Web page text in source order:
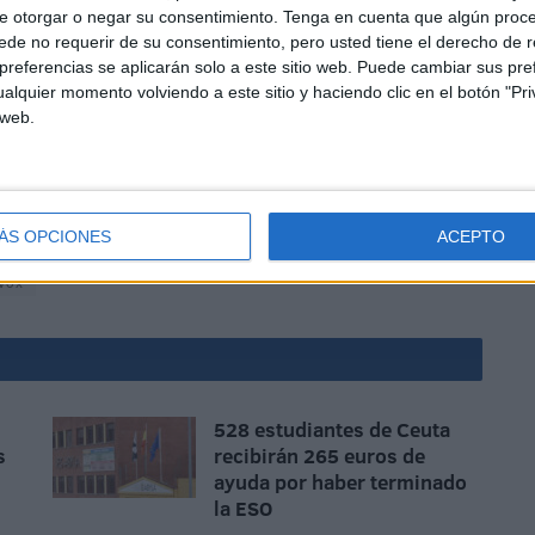
otorgar o negar su consentimiento. Tenga en cuenta que algún
no requerir de su consentimiento, pero usted tiene el derecho de
se aplicarán solo a este sitio web. Puede cambiar sus
momento volviendo a este sitio y haciendo clic en el botón
OPCIONES ACEPTO
el último rincón del país a la banda de yihadistas que
absurdo que la comunidad internacional pudiera
528 estudiantes de Ceuta
recibirán 265 euros de
ayuda por haber terminado
la ESO